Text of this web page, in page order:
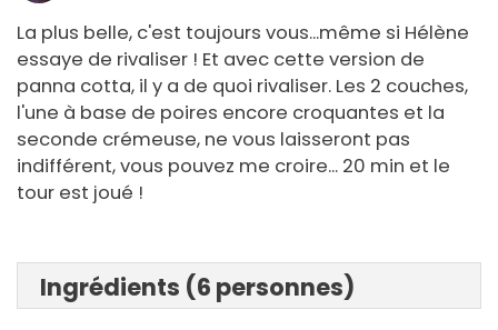
La plus belle, c'est toujours vous...même si Hélène
essaye de rivaliser ! Et avec cette version de
panna cotta, il y a de quoi rivaliser. Les 2 couches,
l'une à base de poires encore croquantes et la
seconde crémeuse, ne vous laisseront pas
indifférent, vous pouvez me croire... 20 min et le
tour est joué !
Ingrédients (6 personnes)